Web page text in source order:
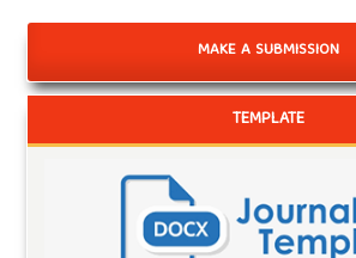
MAKE A SUBMISSION
TEMPLATE